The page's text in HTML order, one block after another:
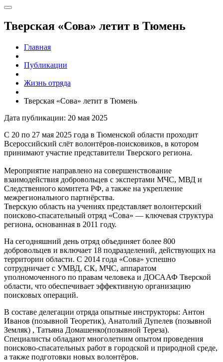
Тверская «Сова» летит в Тюмень
Главная
Публикации
Жизнь отряда
Тверская «Сова» летит в Тюмень
Дата публикации: 20 мая 2025
С 20 по 27 мая 2025 года в Тюменской области проходит
Всероссийский слёт волонтёров-поисковиков, в котором
принимают участие представители Тверского региона.
Мероприятие направлено на совершенствование
взаимодействия добровольцев с экспертами МЧС, МВД и
Следственного комитета РФ, а также на укрепление
межрегионального партнёрства.
Тверскую область на учениях представляет волонтерский
поисково-спасательный отряд «Сова» — ключевая структура
региона, основанная в 2011 году.
На сегодняшний день отряд объединяет более 800
добровольцев и включает 18 подразделений, действующих на
территории области. С 2014 года «Сова» успешно
сотрудничает с УМВД, СК, МЧС, аппаратом
уполномоченного по правам человека и ДОСААФ Тверской
области, что обеспечивает эффективную организацию
поисковых операций.
В составе делегации отряда опытные инструкторы: Антон
Иванов (позывной Теоретик), Анатолий Дупелев (позывной
Земляк) , Татьяна Домашенко(позывной Тереза).
Специалисты обладают многолетним опытом проведения
поисково-спасательных работ в городской и природной среде,
а также подготовки новых волонтёров.